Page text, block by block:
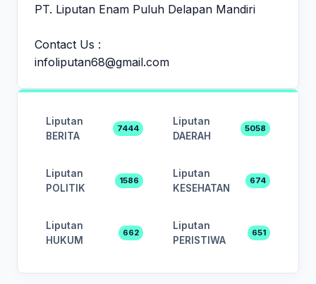
PT. Liputan Enam Puluh Delapan Mandiri
Contact Us :
infoliputan68@gmail.com
Liputan
BERITA
7444
Liputan
DAERAH
5058
Liputan
POLITIK
1586
Liputan
KESEHATAN
674
Liputan
HUKUM
662
Liputan
PERISTIWA
651